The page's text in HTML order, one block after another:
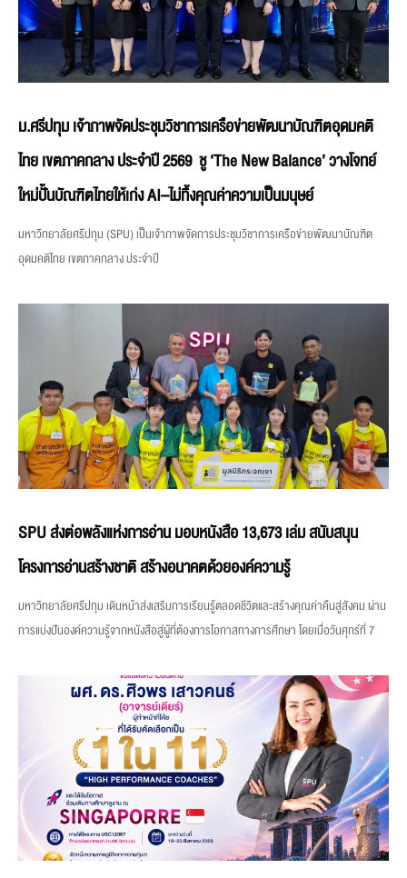
ม.ศรีปทุม เจ้าภาพจัดประชุมวิชาการเครือข่ายพัฒนาบัณฑิตอุดมคติ
ไทย เขตภาคกลาง ประจำปี 2569 ชู ‘The New Balance’ วางโจทย์
ใหม่ปั้นบัณฑิตไทยให้เก่ง AI–ไม่ทิ้งคุณค่าความเป็นมนุษย์
มหาวิทยาลัยศรีปทุม (SPU) เป็นเจ้าภาพจัดการประชุมวิชาการเครือข่ายพัฒนาบัณฑิต
อุดมคติไทย เขตภาคกลาง ประจำปี
SPU ส่งต่อพลังแห่งการอ่าน มอบหนังสือ 13,673 เล่ม สนับสนุน
โครงการอ่านสร้างชาติ สร้างอนาคตด้วยองค์ความรู้
มหาวิทยาลัยศรีปทุม เดินหน้าส่งเสริมการเรียนรู้ตลอดชีวิตและสร้างคุณค่าคืนสู่สังคม ผ่าน
การแบ่งปันองค์ความรู้จากหนังสือสู่ผู้ที่ต้องการโอกาสทางการศึกษา โดยเมื่อวันศุกร์ที่ 7